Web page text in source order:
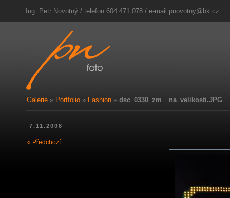
Ing. Petr Novotný / telefon 604 471 078 / e-mail pnovotny@bk.cz
Galerie » Portfolio » Fashion » dsc_0330_zm__na_velikosti.JPG
7.11.2008
« Předchozí